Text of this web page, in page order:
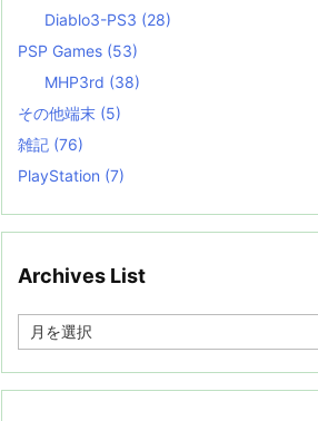
Diablo3-PS3 (28)
PSP Games (53)
MHP3rd (38)
その他端末 (5)
雑記 (76)
PlayStation (7)
Archives List